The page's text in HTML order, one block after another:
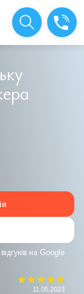
на Google
11.05.2023